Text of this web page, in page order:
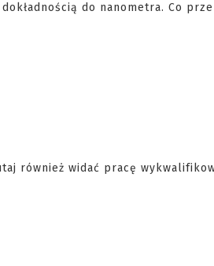
do nanometra. Co
również widać pracę